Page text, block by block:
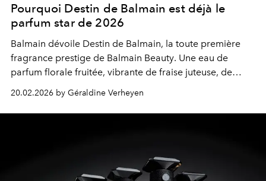
Pourquoi Destin de Balmain est déjà le
parfum star de 2026
Balmain dévoile Destin de Balmain, la toute première
fragrance prestige de Balmain Beauty. Une eau de
parfum florale fruitée, vibrante de fraise juteuse, de
l’énergie irrésistible d’une féminité libre et conquérante.
20.02.2026 by Géraldine Verheyen